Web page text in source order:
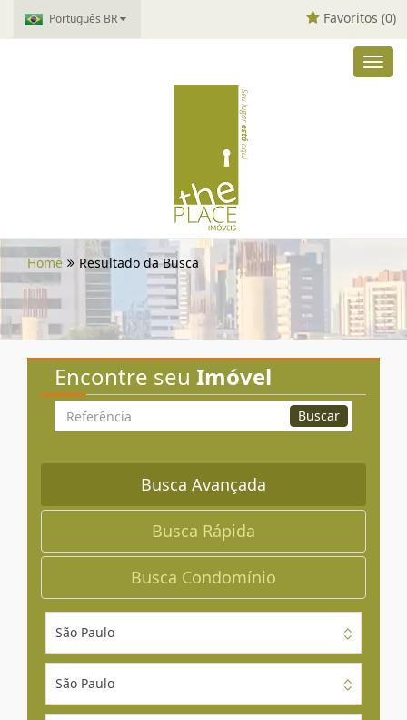
Português BR Favoritos (0)
Home Resultado da Busca
Encontre seu Imóvel
Busca
por
Buscar
Busca Avançada
Busca Rápida
Busca Condomínio
São Paulo
São Paulo